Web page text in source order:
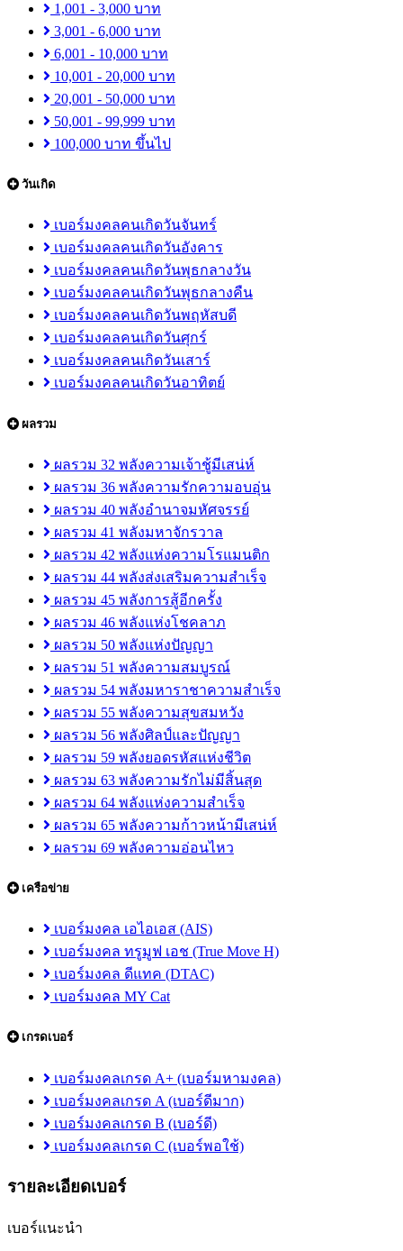
1,001 - 3,000 บาท
3,001 - 6,000 บาท
6,001 - 10,000 บาท
10,001 - 20,000 บาท
20,001 - 50,000 บาท
50,001 - 99,999 บาท
100,000 บาท ขึ้นไป
วันเกิด
เบอร์มงคลคนเกิดวันจันทร์
เบอร์มงคลคนเกิดวันอังคาร
เบอร์มงคลคนเกิดวันพุธกลางวัน
เบอร์มงคลคนเกิดวันพุธกลางคืน
เบอร์มงคลคนเกิดวันพฤหัสบดี
เบอร์มงคลคนเกิดวันศุกร์
เบอร์มงคลคนเกิดวันเสาร์
เบอร์มงคลคนเกิดวันอาทิตย์
ผลรวม
ผลรวม 32 พลังความเจ้าชู้มีเสน่ห์
ผลรวม 36 พลังความรักความอบอุ่น
ผลรวม 40 พลังอำนาจมหัศจรรย์
ผลรวม 41 พลังมหาจักรวาล
ผลรวม 42 พลังแห่งความโรแมนติก
ผลรวม 44 พลังส่งเสริมความสำเร็จ
ผลรวม 45 พลังการสู้อีกครั้ง
ผลรวม 46 พลังแห่งโชคลาภ
ผลรวม 50 พลังแห่งปัญญา
ผลรวม 51 พลังความสมบูรณ์
ผลรวม 54 พลังมหาราชาความสำเร็จ
ผลรวม 55 พลังความสุขสมหวัง
ผลรวม 56 พลังศิลป์และปัญญา
ผลรวม 59 พลังยอดรหัสแห่งชีวิต
ผลรวม 63 พลังความรักไม่มีสิ้นสุด
ผลรวม 64 พลังแห่งความสำเร็จ
ผลรวม 65 พลังความก้าวหน้ามีเสน่ห์
ผลรวม 69 พลังความอ่อนไหว
เครือข่าย
เบอร์มงคล เอไอเอส (AIS)
เบอร์มงคล ทรูมูฟ เอช (True Move H)
เบอร์มงคล ดีแทค (DTAC)
เบอร์มงคล MY Cat
เกรดเบอร์
เบอร์มงคลเกรด A+ (เบอร์มหามงคล)
เบอร์มงคลเกรด A (เบอร์ดีมาก)
เบอร์มงคลเกรด B (เบอร์ดี)
เบอร์มงคลเกรด C (เบอร์พอใช้)
รายละเอียดเบอร์
เบอร์แนะนำ